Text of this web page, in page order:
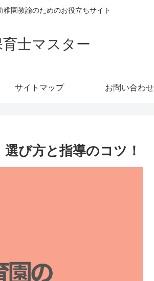
稚園教諭のためのお役立ちサイト
育士マスター
サイトマップ お問い合わせ
び方と指導のコツ！